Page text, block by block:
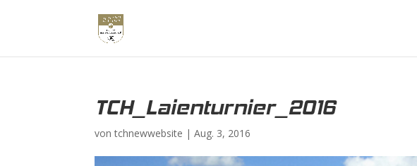
TCH_Laienturnier_2016
vontchnewwebsite |Aug. 3, 2016